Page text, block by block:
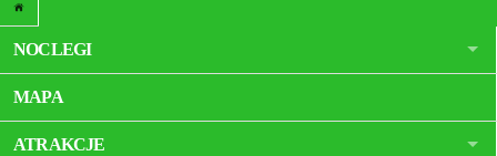
NOCLEGI
MAPA
ATRAKCJE